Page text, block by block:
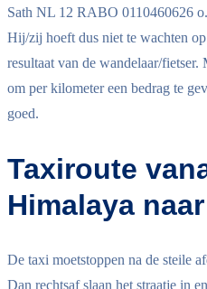
Sath NL 12 RABO 0110460626
Hij/zij hoeft dus niet te wachten
resultaat van de wandelaar/
om per kilometer een bedrag te
goed.
Taxiroute
Himalaya
De taxi moetstoppen na de steile
Dan rechtsaf slaan het straatje in